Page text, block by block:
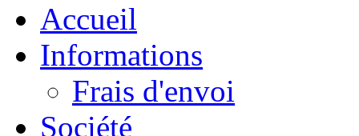
Accueil
Informations
Frais d'envoi
Société